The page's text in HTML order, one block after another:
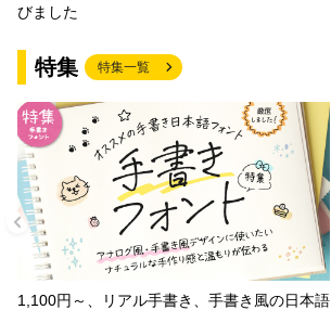
びました
特集 特集一覧
1,100円～、リアル手書き、手書き風の日本語